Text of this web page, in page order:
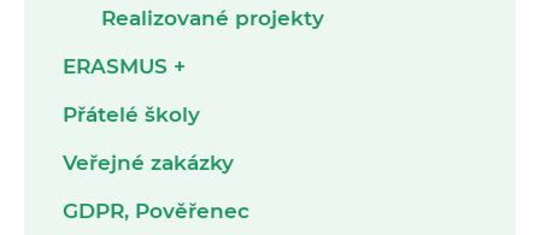
Realizované projekty
ERASMUS +
Přátelé školy
Veřejné zakázky
GDPR, Pověřenec